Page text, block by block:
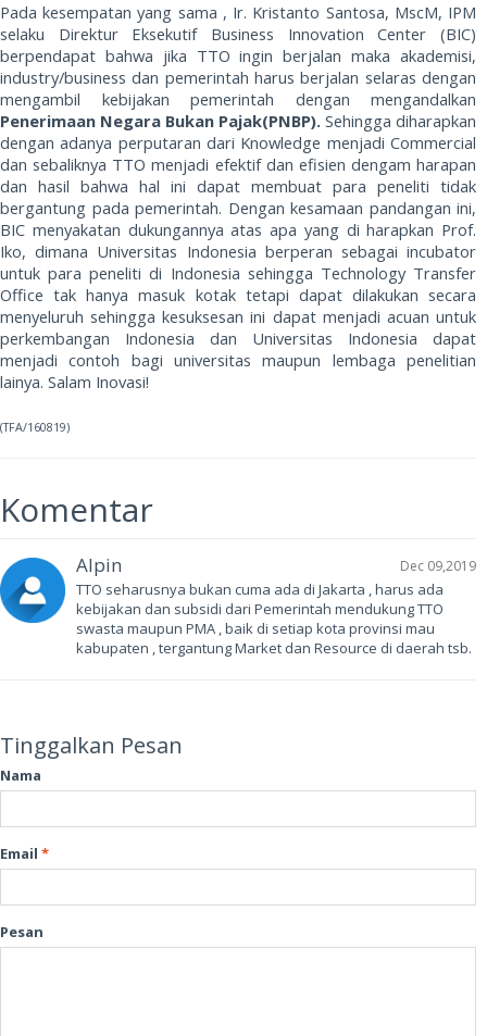
Pada kesempatan yang sama , Ir. Kristanto Santosa, MscM, IPM
selaku Direktur Eksekutif Business Innovation Center (BIC)
berpendapat bahwa jika TTO ingin berjalan maka akademisi,
industry/business dan pemerintah harus berjalan selaras dengan
mengambil kebijakan pemerintah dengan mengandalkan
Penerimaan Negara Bukan Pajak(PNBP). Sehingga diharapkan
dengan adanya perputaran dari Knowledge menjadi Commercial
dan sebaliknya TTO menjadi efektif dan efisien dengam harapan
dan hasil bahwa hal ini dapat membuat para peneliti tidak
bergantung pada pemerintah. Dengan kesamaan pandangan ini,
BIC menyakatan dukungannya atas apa yang di harapkan Prof.
Iko, dimana Universitas Indonesia berperan sebagai incubator
untuk para peneliti di Indonesia sehingga Technology Transfer
Office tak hanya masuk kotak tetapi dapat dilakukan secara
menyeluruh sehingga kesuksesan ini dapat menjadi acuan untuk
perkembangan Indonesia dan Universitas Indonesia dapat
menjadi contoh bagi universitas maupun lembaga penelitian
lainya. Salam Inovasi!
(TFA/160819)
Komentar
Alpin Dec 09,2019
TTO seharusnya bukan cuma ada di Jakarta , harus ada
kebijakan dan subsidi dari Pemerintah mendukung TTO
swasta maupun PMA , baik di setiap kota provinsi mau
kabupaten , tergantung Market dan Resource di daerah tsb.
Tinggalkan Pesan
Nama
Email *
Pesan